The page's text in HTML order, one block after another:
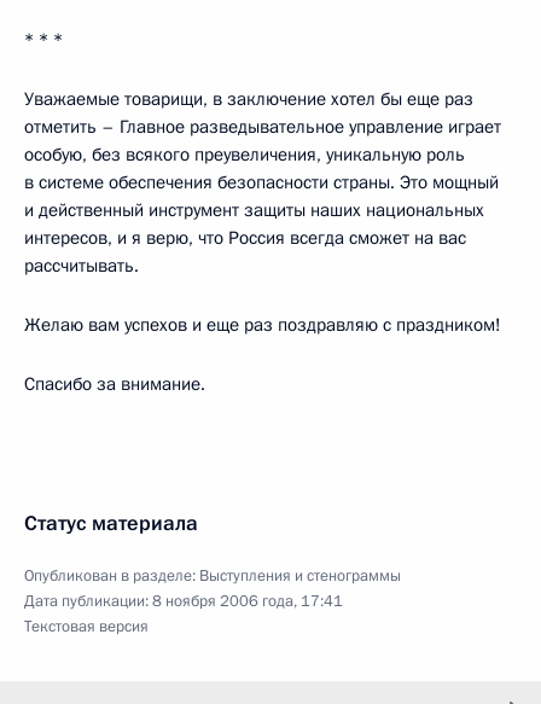
* * *
Уважаемые товарищи, в заключение хотел бы еще раз
отметить – Главное разведывательное управление играет
особую, без всякого преувеличения, уникальную роль
в системе обеспечения безопасности страны. Это мощный
и действенный инструмент защиты наших национальных
интересов, и я верю, что Россия всегда сможет на вас
рассчитывать.
Желаю вам успехов и еще раз поздравляю с праздником!
Спасибо за внимание.
Статус материала
Опубликован в разделе: Выступления и стенограммы
Дата публикации:8 ноября 2006 года, 17:41
Текстовая версия